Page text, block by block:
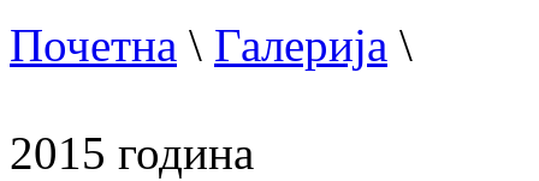
Почетна \ Галерија \
2015 година